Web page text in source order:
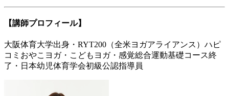
【講師プロフィール】
大阪体育大学出身・RYT200（全米ヨガアライアンス）ハピ
コミおやこヨガ・こどもヨガ・感覚総合運動基礎コース終
了・日本幼児体育学会初級公認指導員